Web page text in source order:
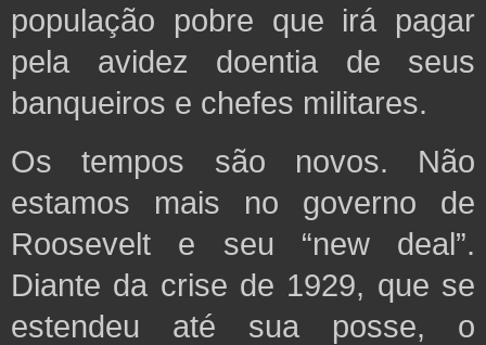
população pobre que irá pagar
pela avidez doentia de seus
banqueiros e chefes militares.
Os tempos são novos. Não
estamos mais no governo de
Roosevelt e seu “new deal”.
Diante da crise de 1929, que se
estendeu até sua posse, o